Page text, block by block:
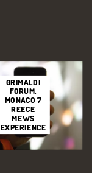
GRIMALDI
FORUM,
MONACO 7
REECE
MEWS
EXPERIENCE